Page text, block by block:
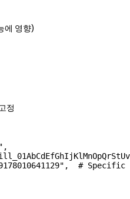
에 영향)
정
,
, # Specific